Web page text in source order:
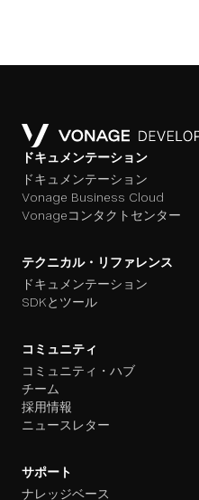
ドキュメンテーション
ドキュメンテーション
Vonage Business Cloud
Vonageコンタクトセンター
テクニカル・リファレンス
ドキュメンテーション
SDKとツール
コミュニティ
コミュニティ・ハブ
チーム
採用情報
ニュースレター
サポート
ナレッジベース